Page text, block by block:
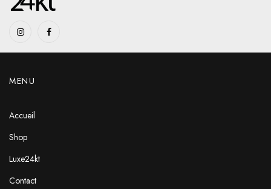
MENU
Accueil
Shop
Luxe24kt
Contact